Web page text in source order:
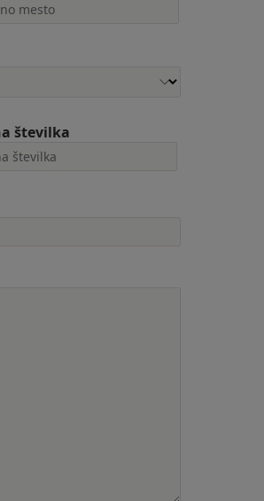
številka